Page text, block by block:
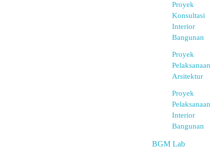
Proyek
Konsultasi
Interior
Bangunan
Proyek
Pelaksanaan
Arsitektur
Proyek
Pelaksanaan
Interior
Bangunan
BGM Lab